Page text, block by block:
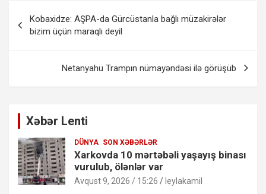
naviqasiyası
Kobaxidze: AŞPA-da Gürcüstanla bağlı müzakirələr
bizim üçün maraqlı deyil
Netanyahu Trampın nümayəndəsi ilə görüşüb
Xəbər Lenti
DÜNYA SON XƏBƏRLƏR
Xarkovda 10 mərtəbəli yaşayış binası
vurulub, ölənlər var
Avqust 9, 2026 / 15:26 leylakamil